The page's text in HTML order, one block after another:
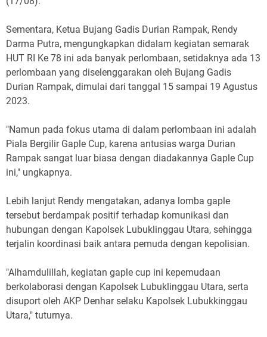
Sementara, Ketua Bujang Gadis Durian Rampak, Rendy
Darma Putra, mengungkapkan didalam kegiatan semarak
HUT RI Ke 78 ini ada banyak perlombaan, setidaknya ada 13
perlombaan yang diselenggarakan oleh Bujang Gadis
Durian Rampak, dimulai dari tanggal 15 sampai 19 Agustus
2023.
"Namun pada fokus utama di dalam perlombaan ini adalah
Piala Bergilir Gaple Cup, karena antusias warga Durian
Rampak sangat luar biasa dengan diadakannya Gaple Cup
ini," ungkapnya.
Lebih lanjut Rendy mengatakan, adanya lomba gaple
tersebut berdampak positif terhadap komunikasi dan
hubungan dengan Kapolsek Lubuklinggau Utara, sehingga
terjalin koordinasi baik antara pemuda dengan kepolisian.
"Alhamdulillah, kegiatan gaple cup ini kepemudaan
berkolaborasi dengan Kapolsek Lubuklinggau Utara, serta
disuport oleh AKP Denhar selaku Kapolsek Lubukkinggau
Utara," tuturnya.